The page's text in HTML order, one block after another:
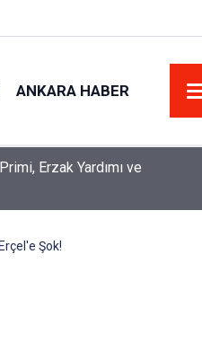
ANKARA HABER
Neden Olacak
Şok!